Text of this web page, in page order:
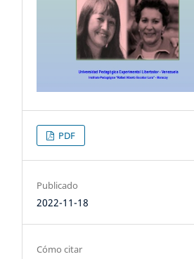
PDF
Publicado
2022-11-18
Cómo citar